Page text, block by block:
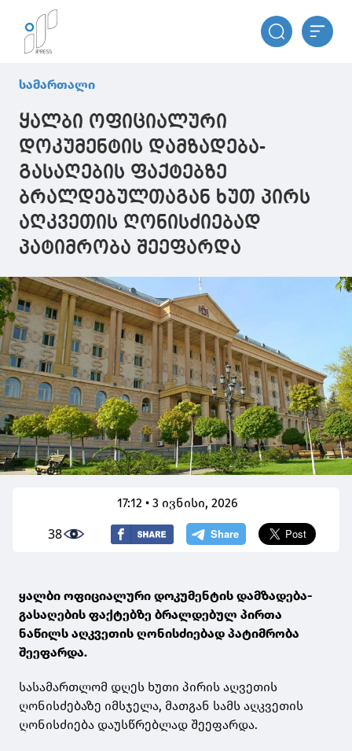
სამართალი
ყალბი ოფიციალური
დოკუმენტის დამზადება-
გასაღების ფაქტებზე
ბრალდებულთაგან ხუთ პირს
აღკვეთის ღონისძიებად
პატიმრობა შეეფარდა
17:12 • 3 ივნისი, 2026
38
ყალბი ოფიციალური დოკუმენტის დამზადება-
გასაღების ფაქტებზე ბრალდებულ პირთა
ნაწილს აღკვეთის ღონისძიებად პატიმრობა
შეეფარდა.
სასამართლომ დღეს ხუთი პირის აღვეთის
ღონისძებაზე იმსჯელა, მათგან სამს აღკვეთის
ღონისძიება დაუსწრებლად შეეფარდა.